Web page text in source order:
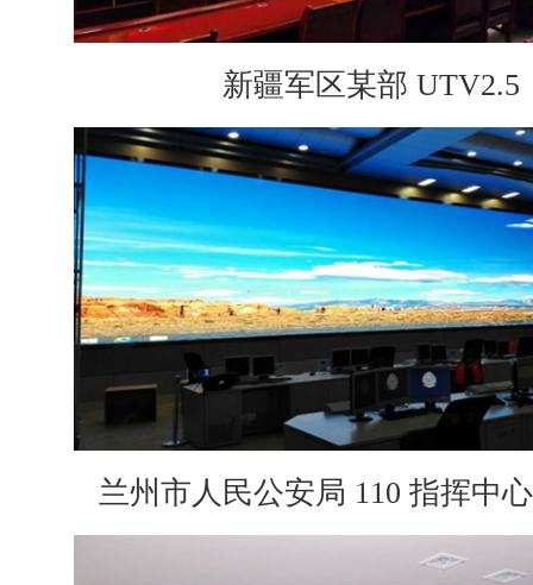
新疆军区某部 UTV2.5
兰州市人民公安局 110 指挥中